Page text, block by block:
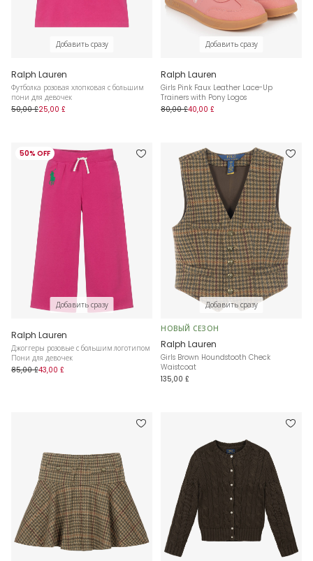
Добавить сразу
Ralph Lauren
Футболка розовая хлопковая с большим
пони для девочек
50,00 £25,00 £
Добавить сразу
Ralph Lauren
Girls Pink Faux Leather Lace-Up
Trainers with Pony Logos
80,00 £40,00 £
50% OFF
Добавить сразу
Ralph Lauren
Джоггеры розовые с большим логотипом
Пони для девочек
85,00 £43,00 £
Добавить сразу
НОВЫЙ СЕЗОН
Ralph Lauren
Girls Brown Houndstooth Check
Waistcoat
135,00 £